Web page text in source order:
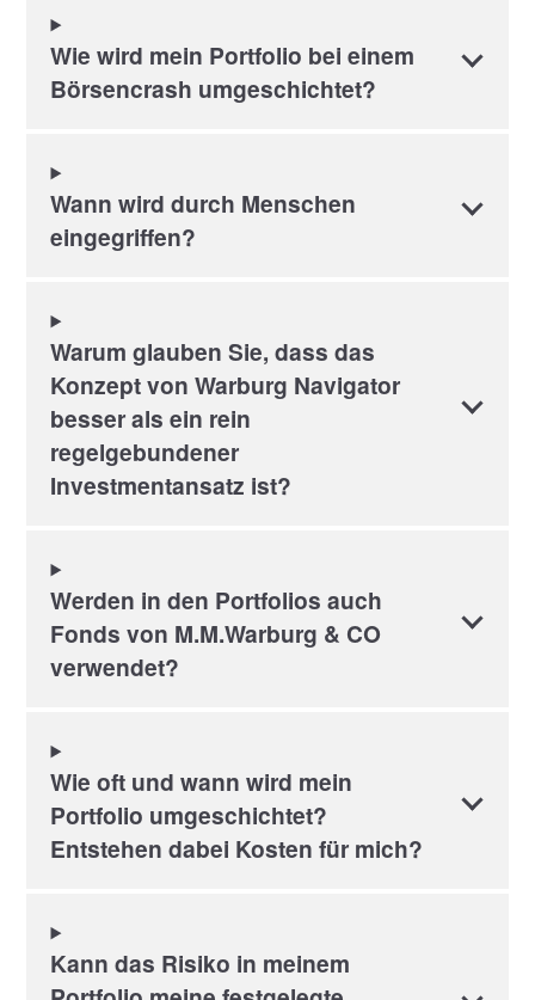
Wie wird mein Portfolio bei einem
Börsencrash umgeschichtet?
Wann wird durch Menschen
eingegriffen?
Warum glauben Sie, dass das
Konzept von Warburg Navigator
besser als ein rein
regelgebundener
Investmentansatz ist?
Werden in den Portfolios auch
Fonds von M.M.Warburg & CO
verwendet?
Wie oft und wann wird mein
Portfolio umgeschichtet?
Entstehen dabei Kosten für mich?
Kann das Risiko in meinem